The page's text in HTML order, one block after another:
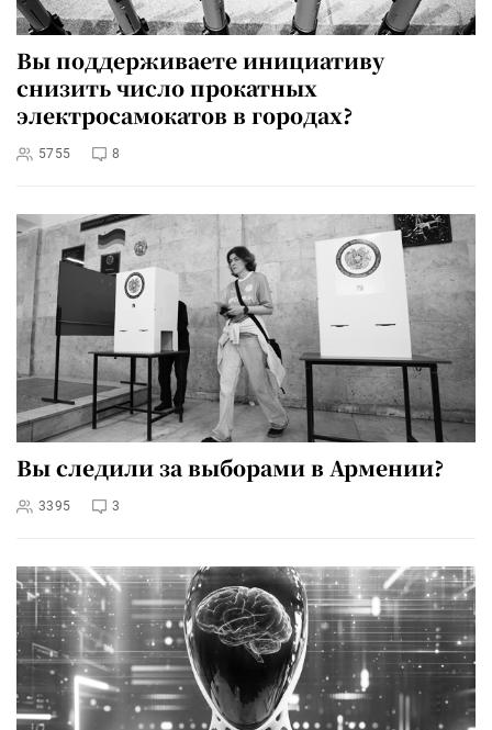
Вы поддерживаете инициативу
снизить число прокатных
электросамокатов в городах?
5755 8
Вы следили за выборами в Армении?
3395 3